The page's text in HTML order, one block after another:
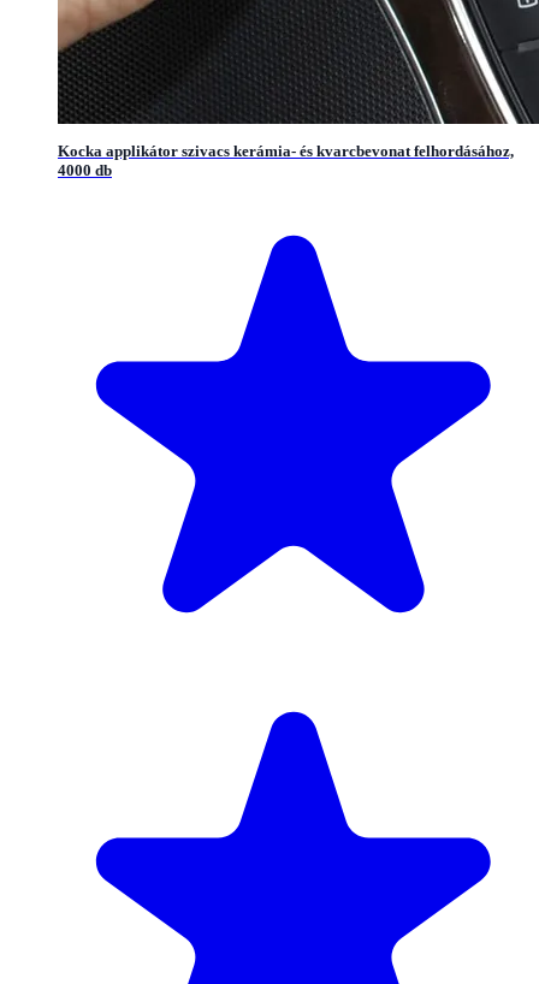
Kocka applikátor szivacs kerámia- és kvarcbevonat felhordásához,
4000 db